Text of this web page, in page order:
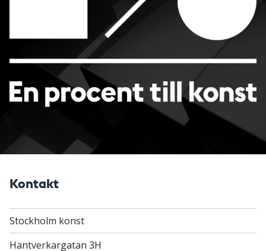
Kontakt
Stockholm konst
Hantverkargatan 3H